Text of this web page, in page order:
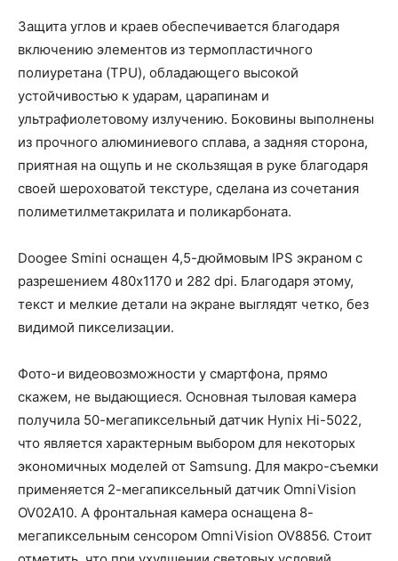
Защита углов и краев обеспечивается благодаря
включению элементов из термопластичного
полиуретана (TPU), обладающего высокой
устойчивостью к ударам, царапинам и
ультрафиолетовому излучению. Боковины выполнены
из прочного алюминиевого сплава, а задняя сторона,
приятная на ощупь и не скользящая в руке благодаря
своей шероховатой текстуре, сделана из сочетания
полиметилметакрилата и поликарбоната.
Doogee Smini оснащен 4,5-дюймовым IPS экраном с
разрешением 480х1170 и 282 dpi. Благодаря этому,
текст и мелкие детали на экране выглядят четко, без
видимой пикселизации.
Фото-и видеовозможности у смартфона, прямо
скажем, не выдающиеся. Основная тыловая камера
получила 50-мегапиксельный датчик Hynix Hi-5022,
что является характерным выбором для некоторых
экономичных моделей от Samsung. Для макро-съемки
применяется 2-мегапиксельный датчик OmniVision
OV02A10. А фронтальная камера оснащена 8-
мегапиксельным сенсором OmniVision OV8856. Стоит